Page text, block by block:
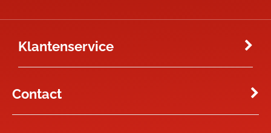
Klantenservice
Contact